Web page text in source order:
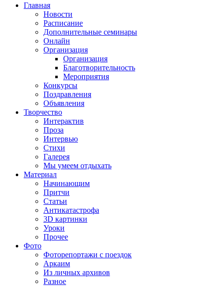
Главная
Новости
Расписание
Дополнительные семинары
Онлайн
Организация
Организация
Благотворительность
Мероприятия
Конкурсы
Поздравления
Объявления
Творчество
Интерактив
Проза
Интервью
Стихи
Галерея
Мы умеем отдыхать
Материал
Начинающим
Притчи
Статьи
Антикатастрофа
3D картинки
Уроки
Прочее
Фото
Фоторепортажи с поездок
Аркаим
Из личных архивов
Разное